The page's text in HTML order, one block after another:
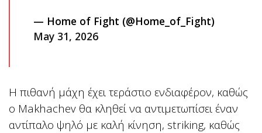
— Home of Fight (@Home_of_Fight)
May 31, 2026
Η πιθανή μάχη έχει τεράστιο ενδιαφέρον, καθώς
ο Makhachev θα κληθεί να αντιμετωπίσει έναν
αντίπαλο ψηλό με καλή κίνηση, striking, καθώς